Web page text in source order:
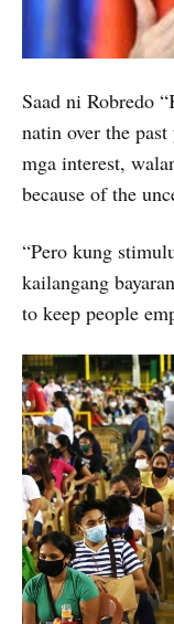
Saad ni Robredo
natin over the
mga interest,
because of the
“Pero kung
kailangang
to keep people